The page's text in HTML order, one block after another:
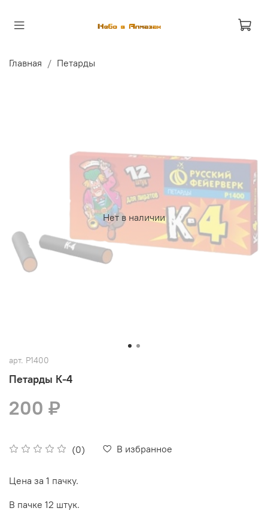
Главная Петарды
Нет в наличии
арт. Р1400
Петарды К-4
(0) В избранное
200 ₽
Цена за 1 пачку.
В пачке 12 штук.